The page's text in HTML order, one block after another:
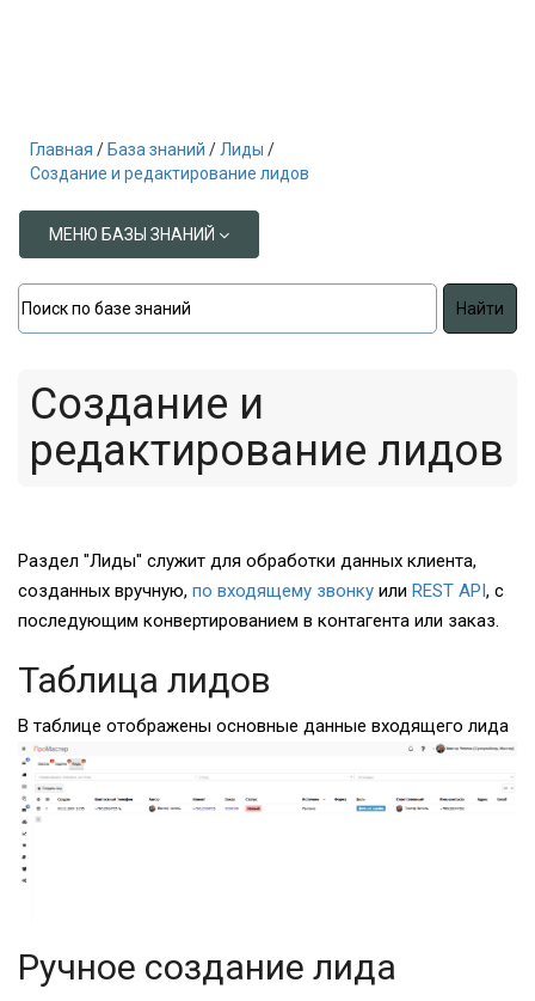
Главная База знаний
Лиды
Создание и редактирование лидов
МЕНЮ БАЗЫ ЗНАНИЙ
Создание и
редактирование лидов
Раздел "Лиды" служит для обработки данных клиента,
созданных вручную, по входящему звонку или REST API, с
последующим конвертированием в контагента или заказ.
Таблица лидов
В таблице отображены основные данные входящего лида
Ручное создание лида